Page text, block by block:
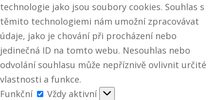
technologie jako jsou soubory cookies. Souhlas s
těmito technologiemi nám umožní zpracovávat
údaje, jako je chování při procházení nebo
jedinečná ID na tomto webu. Nesouhlas nebo
odvolání souhlasu může nepříznivě ovlivnit určité
vlastnosti a funkce.
Funkční
Funkční
Vždy aktivní